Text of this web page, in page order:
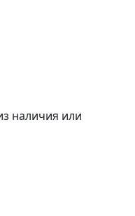
наличия или